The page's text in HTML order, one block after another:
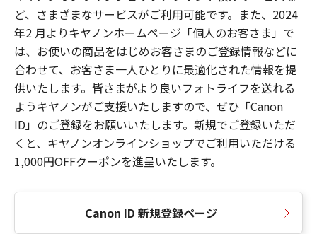
ど、さまざまなサービスがご利用可能です。また、2024
年2 月よりキヤノンホームページ「個人のお客さま」で
は、お使いの商品をはじめお客さまのご登録情報などに
合わせて、お客さま一人ひとりに最適化された情報を提
供いたします。皆さまがより良いフォトライフを送れる
ようキヤノンがご支援いたしますので、ぜひ「Canon
ID」のご登録をお願いいたします。新規でご登録いただ
くと、キヤノンオンラインショップでご利用いただける
1,000円OFFクーポンを進呈いたします。
Canon ID 新規登録ページ